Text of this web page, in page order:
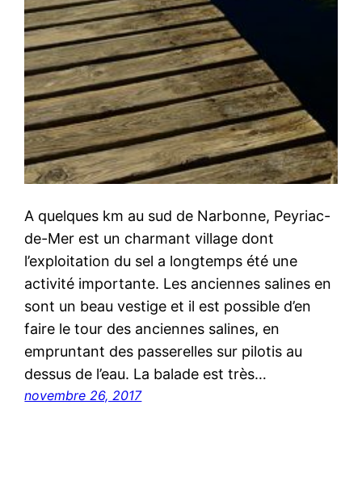
A quelques km au sud de Narbonne, Peyriac-
de-Mer est un charmant village dont
l’exploitation du sel a longtemps été une
activité importante. Les anciennes salines en
sont un beau vestige et il est possible d’en
faire le tour des anciennes salines, en
empruntant des passerelles sur pilotis au
dessus de l’eau. La balade est très…
novembre 26, 2017